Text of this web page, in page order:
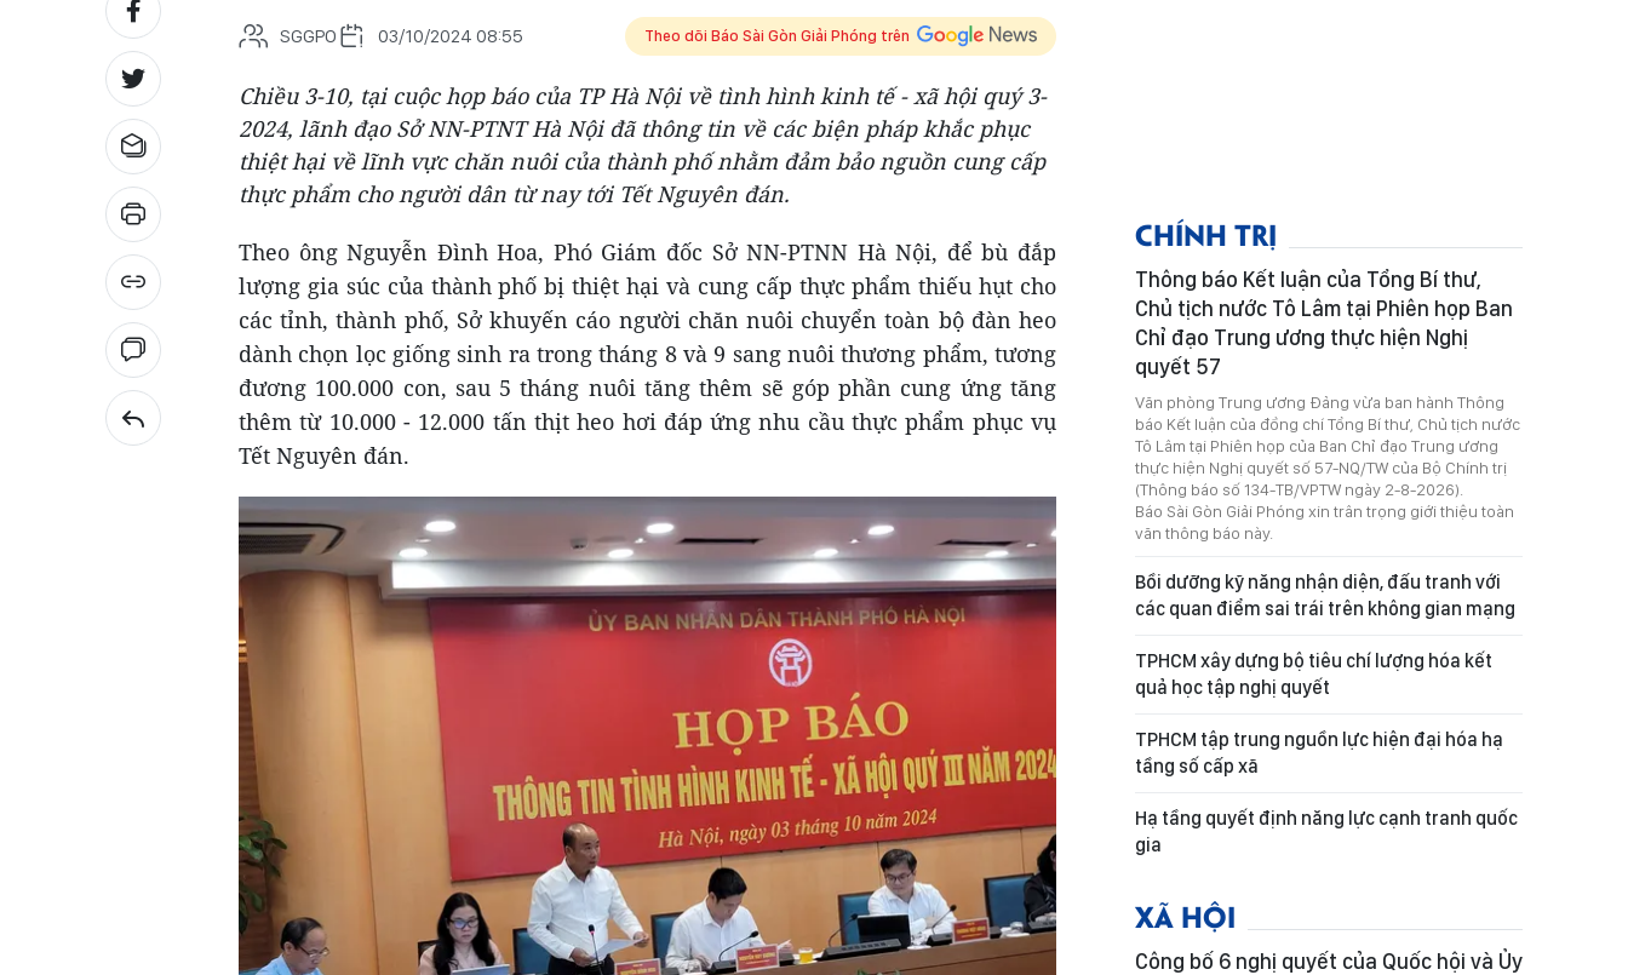
SGGPO 03/10/2024 08:55 Theo dõi Báo Sài Gòn Giải Phóng trên
Chiều 3-10, tại cuộc họp báo của TP Hà Nội về tình hình kinh tế - xã hội quý 3-
2024, lãnh đạo Sở NN-PTNT Hà Nội đã thông tin về các biện pháp khắc phục
thiệt hại về lĩnh vực chăn nuôi của thành phố nhằm đảm bảo nguồn cung cấp
thực phẩm cho người dân từ nay tới Tết Nguyên đán.
Theo ông Nguyễn Đình Hoa, Phó Giám đốc Sở NN-PTNN Hà Nội, để bù đắp
lượng gia súc của thành phố bị thiệt hại và cung cấp thực phẩm thiếu hụt cho
các tỉnh, thành phố, Sở khuyến cáo người chăn nuôi chuyển toàn bộ đàn heo
dành chọn lọc giống sinh ra trong tháng 8 và 9 sang nuôi thương phẩm, tương
đương 100.000 con, sau 5 tháng nuôi tăng thêm sẽ góp phần cung ứng tăng
thêm từ 10.000 - 12.000 tấn thịt heo hơi đáp ứng nhu cầu thực phẩm phục vụ
Tết Nguyên đán.
CHÍNH TRỊ
Thông báo Kết luận của Tổng Bí thư,
Chủ tịch nước Tô Lâm tại Phiên họp Ban
Chỉ đạo Trung ương thực hiện Nghị
quyết 57
Văn phòng Trung ương Đảng vừa ban hành Thông
báo Kết luận của đồng chí Tổng Bí thư, Chủ tịch nước
Tô Lâm tại Phiên họp của Ban Chỉ đạo Trung ương
thực hiện Nghị quyết số 57-NQ/TW của Bộ Chính trị
(Thông báo số 134-TB/VPTW ngày 2-8-2026).
Báo Sài Gòn Giải Phóng xin trân trọng giới thiệu toàn
văn thông báo này.
Bồi dưỡng kỹ năng nhận diện, đấu tranh với
các quan điểm sai trái trên không gian mạng
TPHCM xây dựng bộ tiêu chí lượng hóa kết
quả học tập nghị quyết
TPHCM tập trung nguồn lực hiện đại hóa hạ
tầng số cấp xã
Hạ tầng quyết định năng lực cạnh tranh quốc
gia
XÃ HỘI
Công bố 6 nghị quyết của Quốc hội và Ủy